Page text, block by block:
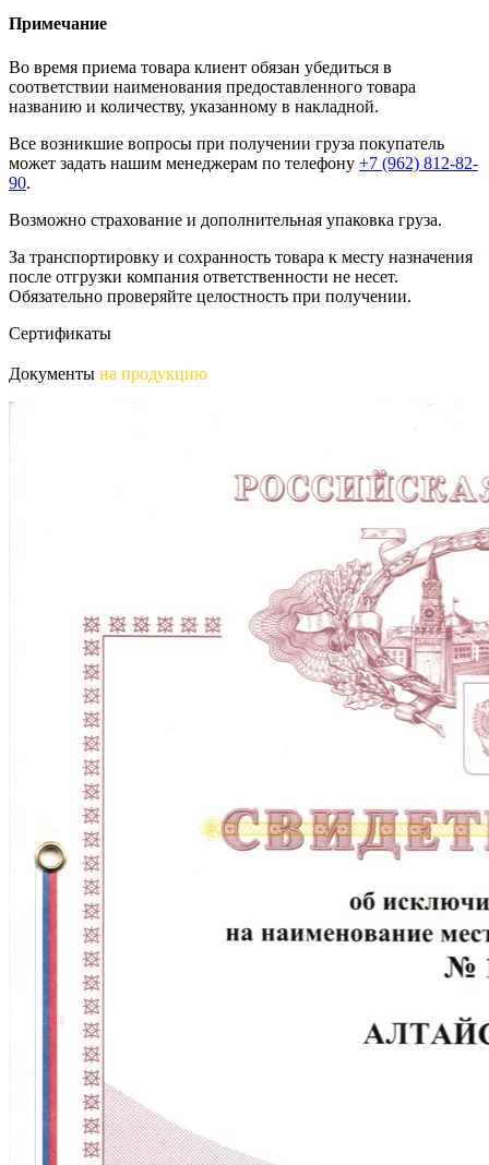
Примечание
Во время приема товара клиент обязан убедиться в
соответствии наименования предоставленного товара
названию и количеству, указанному в накладной.
Все возникшие вопросы при получении груза покупатель
может задать нашим менеджерам по телефону +7 (962) 812-82-
90.
Возможно страхование и дополнительная упаковка груза.
За транспортировку и сохранность товара к месту назначения
после отгрузки компания ответственности не несет.
Обязательно проверяйте целостность при получении.
Сертификаты
Документы на продукцию